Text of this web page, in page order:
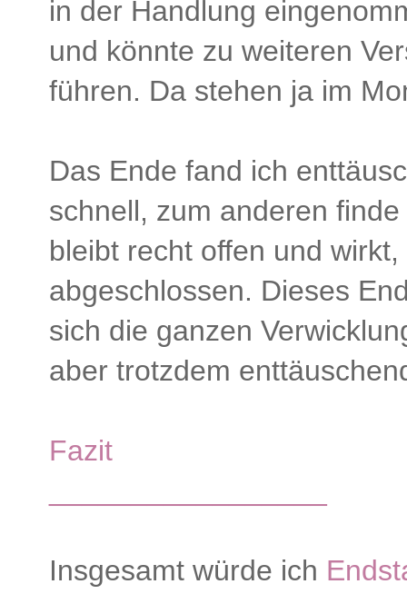
in der Handlung
und könnte zu weiteren
führen. Da stehen ja im
Das Ende fand ich
schnell, zum anderen
bleibt recht offen und
abgeschlossen. Dieses
sich die ganzen
aber trotzdem
Fazit
Insgesamt würde ich